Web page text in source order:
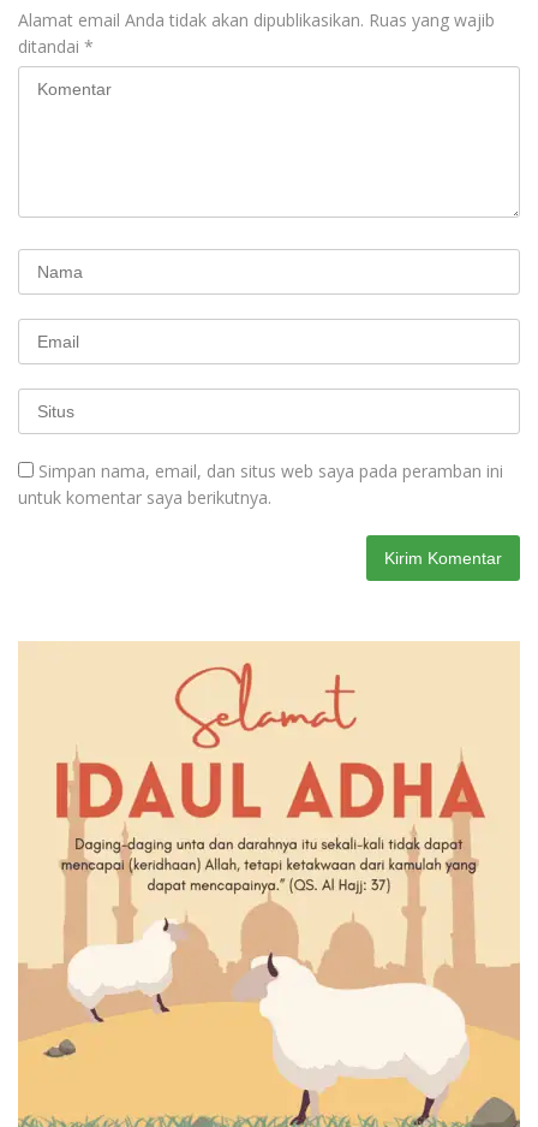
Alamat email Anda tidak akan dipublikasikan. Ruas yang wajib
ditandai *
Simpan nama, email, dan situs web saya pada peramban ini
untuk komentar saya berikutnya.